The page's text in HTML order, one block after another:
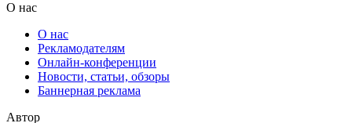
О нас
О нас
Рекламодателям
Онлайн-конференции
Новости, статьи, обзоры
Баннерная реклама
Автор